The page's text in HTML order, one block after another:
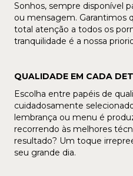
Sonhos, sempre disponível
ou mensagem. Garantimos
total atenção a todos os
tranquilidade é a nossa
QUALIDADE EM CADA
Escolha entre papéis de
cuidadosamente
lembrança ou menu é
recorrendo às melhores
resultado? Um toque
seu grande dia.